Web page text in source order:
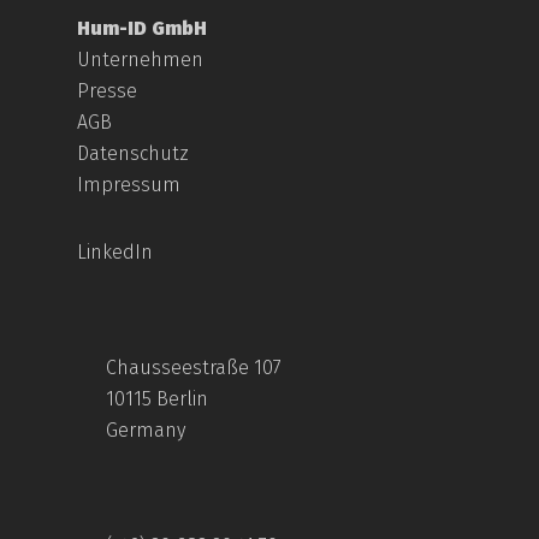
Hum-ID GmbH
Unternehmen
Presse
AGB
Datenschutz
Impressum
LinkedIn
Chausseestraße 107
10115 Berlin
Germany